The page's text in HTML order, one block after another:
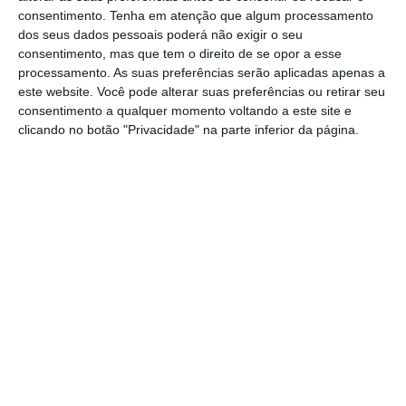
consentimento. Tenha em atenção que algum processamento
dos seus dados pessoais poderá não exigir o seu
consentimento, mas que tem o direito de se opor a esse
processamento. As suas preferências serão aplicadas apenas a
este website. Você pode alterar suas preferências ou retirar seu
consentimento a qualquer momento voltando a este site e
clicando no botão "Privacidade" na parte inferior da página.
primeiro momento em que chegaram a
Portugal— inicialmente com a aquisição da
321 Crédito (na altura BPN Crédito) em 2014 –,
tendo sido um prazer trabalhar com a equipa
da Cabot Square e da 321 Crédito”.